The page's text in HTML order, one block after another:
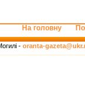
На головну
- oranta-